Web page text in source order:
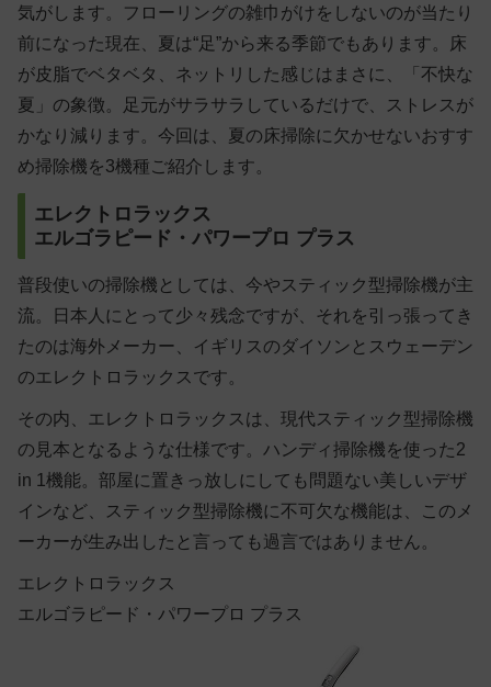
気がします。フローリングの雑巾がけをしないのが当たり
前になった現在、夏は“足”から来る季節でもあります。床
が皮脂でベタベタ、ネットリした感じはまさに、「不快な
夏」の象徴。足元がサラサラしているだけで、ストレスが
かなり減ります。今回は、夏の床掃除に欠かせないおすす
め掃除機を3機種ご紹介します。
エレクトロラックス
エルゴラピード・パワープロ プラス
普段使いの掃除機としては、今やスティック型掃除機が主
流。日本人にとって少々残念ですが、それを引っ張ってき
たのは海外メーカー、イギリスのダイソンとスウェーデン
のエレクトロラックスです。
その内、エレクトロラックスは、現代スティック型掃除機
の見本となるような仕様です。ハンディ掃除機を使った2
in 1機能。部屋に置きっ放しにしても問題ない美しいデザ
インなど、スティック型掃除機に不可欠な機能は、このメ
ーカーが生み出したと言っても過言ではありません。
エレクトロラックス
エルゴラピード・パワープロ プラス